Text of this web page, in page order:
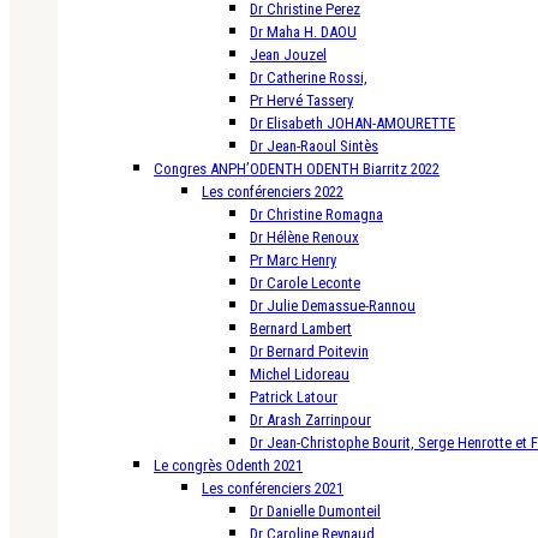
Dr Christine Perez
Dr Maha H. DAOU
Jean Jouzel
Dr Catherine Rossi,
Pr Hervé Tassery
Dr Elisabeth JOHAN-AMOURETTE
Dr Jean-Raoul Sintès
Congres ANPH’ODENTH ODENTH Biarritz 2022
Les conférenciers 2022
Dr Christine Romagna
Dr Hélène Renoux
Pr Marc Henry
Dr Carole Leconte
Dr Julie Demassue-Rannou
Bernard Lambert
Dr Bernard Poitevin
Michel Lidoreau
Patrick Latour
Dr Arash Zarrinpour
Dr Jean-Christophe Bourit, Serge Henrotte et
Le congrès Odenth 2021
Les conférenciers 2021
Dr Danielle Dumonteil
Dr Caroline Reynaud